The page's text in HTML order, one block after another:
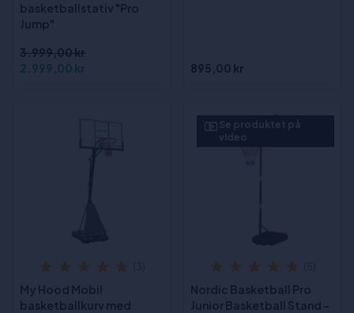
basketballstativ "Pro
Jump"
3.999,00 kr
2.999,00 kr
895,00 kr
My Hood Mobil
basketballkurv med
Se produktet på
video
Nordic Basketball Pro
Junior Basketball Stand -